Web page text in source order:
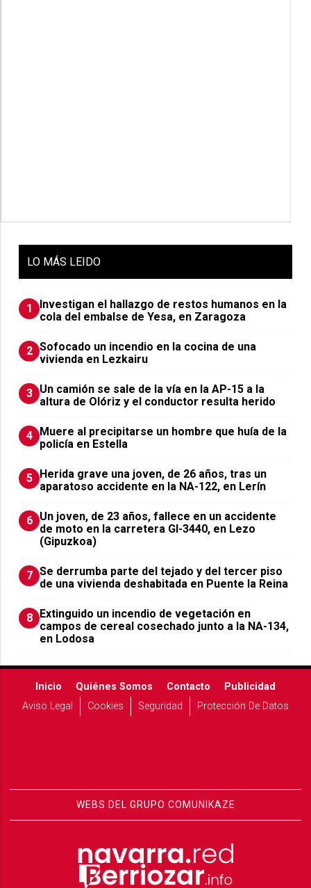
LO MÁS LEIDO
1
Investigan el hallazgo de restos humanos en la
cola del embalse de Yesa, en Zaragoza
2 Sofocado un incendio en la cocina de una
vivienda en Lezkairu
3 Un camión se sale de la vía en la AP-15 a la
altura de Olóriz y el conductor resulta herido
4
Muere al precipitarse un hombre que huía de la
policía en Estella
5
Herida grave una joven, de 26 años, tras un
aparatoso accidente en la NA-122, en Lerín
6 Un joven, de 23 años, fallece en un accidente
de moto en la carretera GI-3440, en Lezo
(Gipuzkoa)
7 Se derrumba parte del tejado y del tercer piso
de una vivienda deshabitada en Puente la Reina
8
Extinguido un incendio de vegetación en
campos de cereal cosechado junto a la NA-134,
en Lodosa
Inicio Quiénes Somos Contacto
Publicidad
Aviso Legal
Cookies Seguridad Protección De Datos
WEBS DEL GRUPO COMUNIKAZE